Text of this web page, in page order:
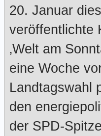
20. Januar
veröffentlichte
‚Welt am
eine Woche
Landtagswahl
den
der SPD-